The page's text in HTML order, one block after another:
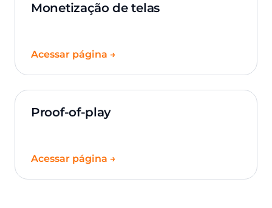
Monetização de telas
Acessar página →
Proof-of-play
Acessar página →